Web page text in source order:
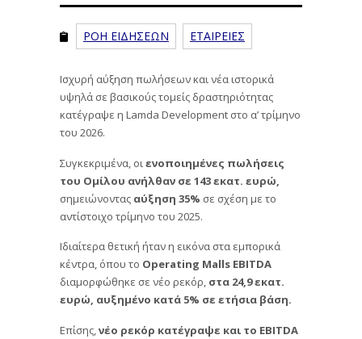
ΡΟΗ ΕΙΔΗΣΕΩΝ ΕΤΑΙΡΕΙΕΣ
Iσχυρή αύξηση πωλήσεων και νέα ιστορικά
υψηλά σε βασικούς τομείς δραστηριότητας
κατέγραψε η Lamda Development στο α’ τρίμηνο
του 2026.
Συγκεκριμένα, οι ενοποιημένες πωλήσεις
του Ομίλου ανήλθαν σε 143 εκατ. ευρώ,
σημειώνοντας αύξηση 35% σε σχέση με το
αντίστοιχο τρίμηνο του 2025.
Ιδιαίτερα θετική ήταν η εικόνα στα εμπορικά
κέντρα, όπου το Operating Malls EBITDA
διαμορφώθηκε σε νέο ρεκόρ, στα 24,9 εκατ.
ευρώ, αυξημένο κατά 5% σε ετήσια βάση.
Επίσης, νέο ρεκόρ κατέγραψε και το EBITDA